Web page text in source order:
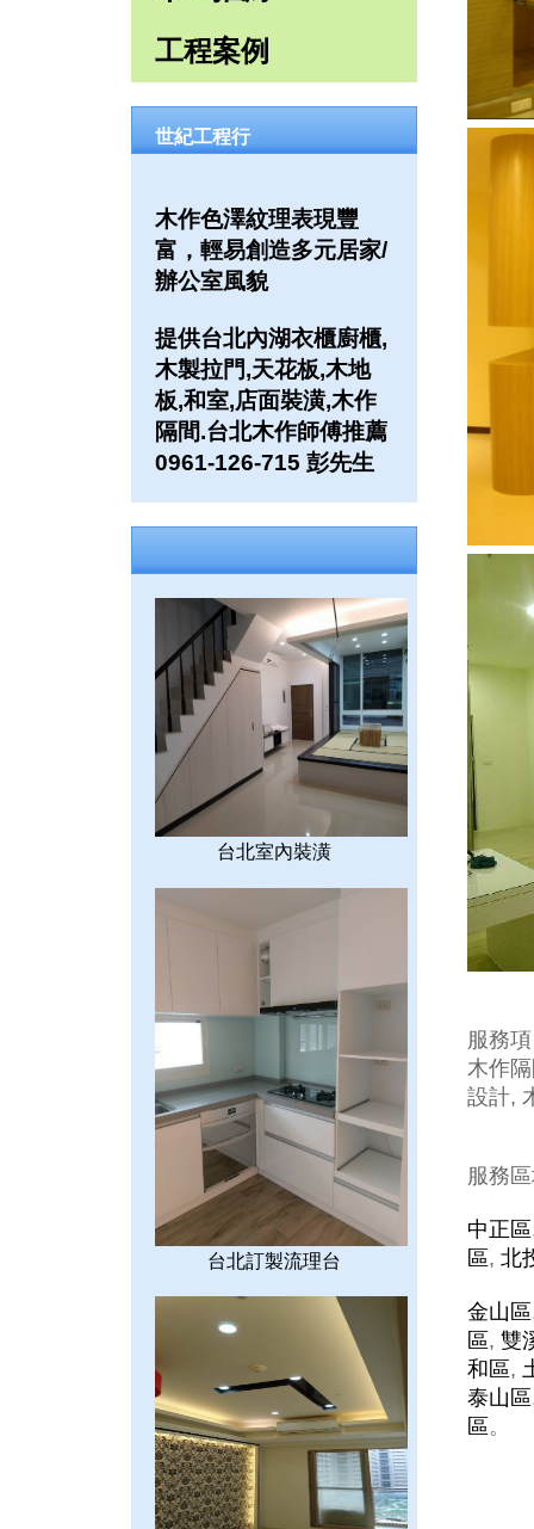
工程案例
世紀工程行
木作色澤紋理表現豐
富，輕易創造多元居家/
辦公室風貌
提供台北內湖衣櫃廚櫃,
木製拉門,天花板,木地
板,和室,店面裝潢,木作
隔間.台北木作師傅推薦
0961-126-715 彭先生
台北室內裝潢
台北訂製流理台
服務
木作
設計,
服務
中正區
區, 北
金山區
區, 雙
和區,
泰山區
區 。